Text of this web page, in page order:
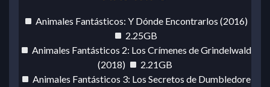
Animales Fantásticos: Y Dónde Encontrarlos (2016)
2.25GB
Animales Fantásticos 2: Los Crímenes de Grindelwald
(2018)
2.21GB
Animales Fantásticos 3: Los Secretos de Dumbledore